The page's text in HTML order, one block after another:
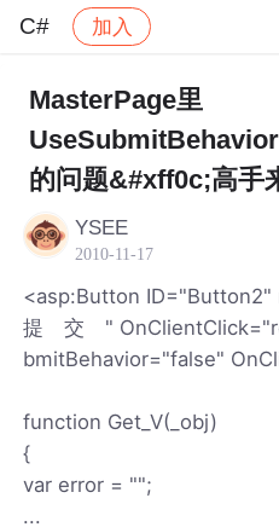
C# 加入
社区 C# 帖子详情
MasterPage里
的问题&#xff0c;高手
YSEE
2010-11-17
<asp:Button
提 交 "
bmitBehavior="false"
function Get_V(_obj)
{
var error = "";
...